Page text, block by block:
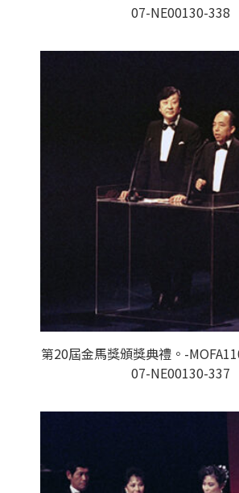
07-NE00130-338
第20屆金馬獎頒獎典禮。-
07-NE00130-337